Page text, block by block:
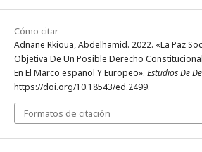
Cómo citar
Adnane Rkioua, Abdelhamid. 2022. «La Paz
Objetiva De Un Posible Derecho
En El Marco español Y Europeo». Estudios De
https://doi.org/10.18543/ed.2499.
Formatos de citación